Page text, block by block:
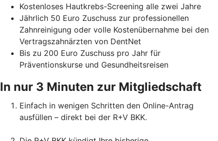
Kostenloses Hautkrebs-Screening alle zwei Jahre
Jährlich 50 Euro Zuschuss zur professionellen
Zahnreinigung oder volle Kostenübernahme bei den
Vertragszahnärzten von DentNet
Bis zu 200 Euro Zuschuss pro Jahr für
Präventionskurse und Gesundheitsreisen
In nur 3 Minuten zur Mitgliedschaft
Einfach in wenigen Schritten den Online-Antrag
ausfüllen – direkt bei der R+V BKK.